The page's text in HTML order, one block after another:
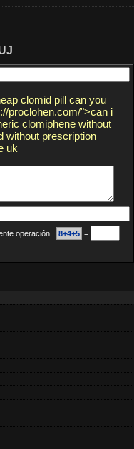
clomid pill can you
proclohen.com/">can i
clomiphene without
without prescription
uk
operación 8+4+5 =